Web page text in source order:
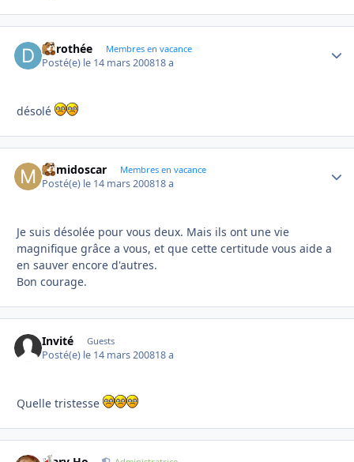
dorothée Membres en vacance
Posté(e) le 14 mars 200818 a
désolé
mimidoscar Membres en vacance
Posté(e) le 14 mars 200818 a
Je suis désolée pour vous deux. Mais ils ont une vie
magnifique grâce a vous, et que cette certitude vous aide a
en sauver encore d'autres.
Bon courage.
Invité Guests
Posté(e) le 14 mars 200818 a
Quelle tristesse